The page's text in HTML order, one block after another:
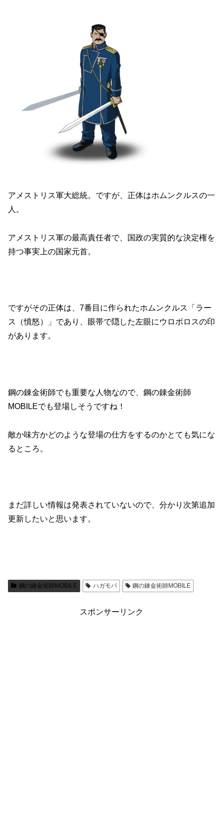
アメストリス軍大総統。ですが、正体はホムンクルスの一
人。
アメストリス軍の最高責任者で、国政の実質的な決定権を
持つ事実上の国家元首。
ですがその正体は、7番目に作られたホムンクルス「ラー
ス（憤怒）」であり、眼帯で隠した左眼にウロボロスの印
があります。
鋼の錬金術師でも重要な人物なので、鋼の錬金術師
MOBILEでも登場しそうですね！
敵か味方かどのような登場の仕方をするのかとても気にな
るところ。
まだ詳しい情報は発表されていないので、分かり次第追加
更新したいと思います。
鋼の錬金術師MOBILE ハガモバ 鋼の錬金術師MOBILE
スポンサーリンク